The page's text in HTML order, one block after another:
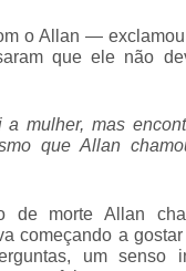
o Allan —
que ele não
a mulher, mas
que Allan
morte Allan
começando a
um senso